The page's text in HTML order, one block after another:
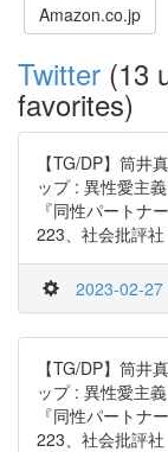
Amazon.co.jp
Twitter (13
favorites)
【TG/DP】筒井
ップ : 異性愛主
『同性パートナ
223、社会批評
2023-02-
【TG/DP】筒井
ップ : 異性愛主
『同性パートナ
223、社会批評